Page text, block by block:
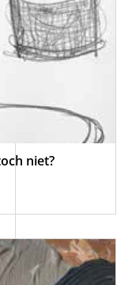
niet?